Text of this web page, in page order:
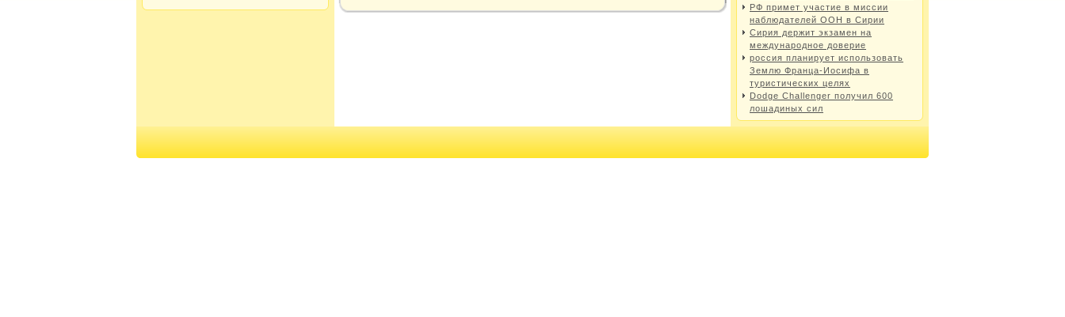
РФ примет участие в миссии
наблюдателей ООН в Сирии
Сирия держит экзамен на
международное доверие
россия планирует использовать
Землю Франца-Иосифа в
туристических целях
Dodge Challenger получил 600
лошадиных сил